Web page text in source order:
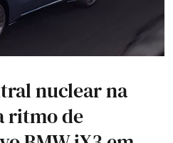
nuclear na
ritmo de